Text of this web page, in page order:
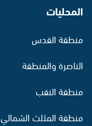
المحليات
منطقة القدس
الناصرة والمنطقة
منطقة النقب
منطقة المثلث الشمالي